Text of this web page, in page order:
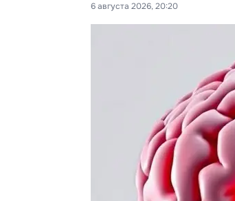
6 августа 2026, 20:20